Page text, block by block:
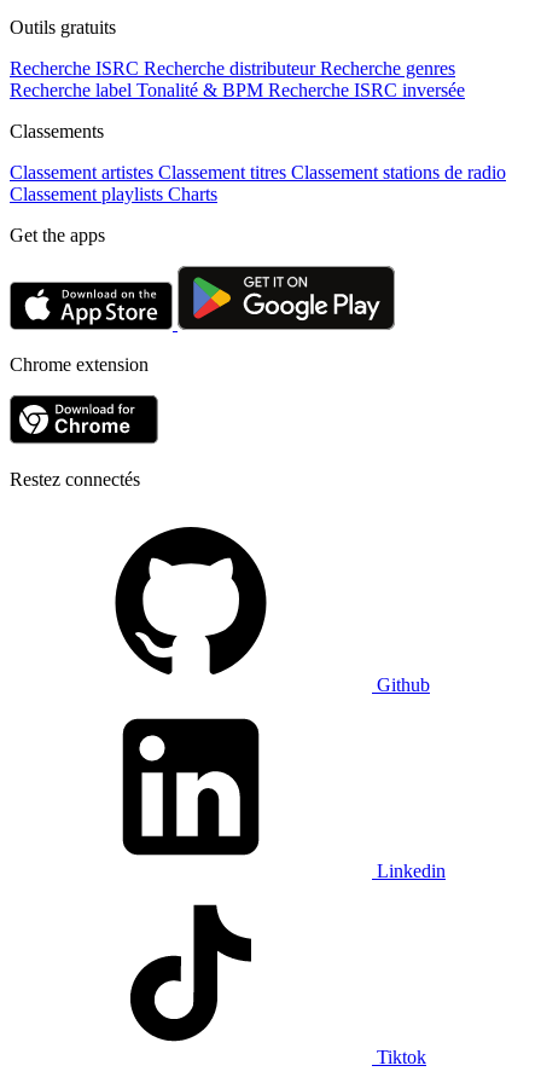
Outils gratuits
Recherche ISRC Recherche distributeur Recherche genres
Recherche label Tonalité & BPM Recherche ISRC inversée
Classements
Classement artistes Classement titres Classement stations de radio
Classement playlists Charts
Get the apps
Chrome extension
Restez connectés
Github
Linkedin
Tiktok